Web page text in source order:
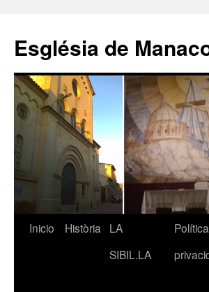
contenido
Església de
Inicio Història
LA
SIBIL.LA